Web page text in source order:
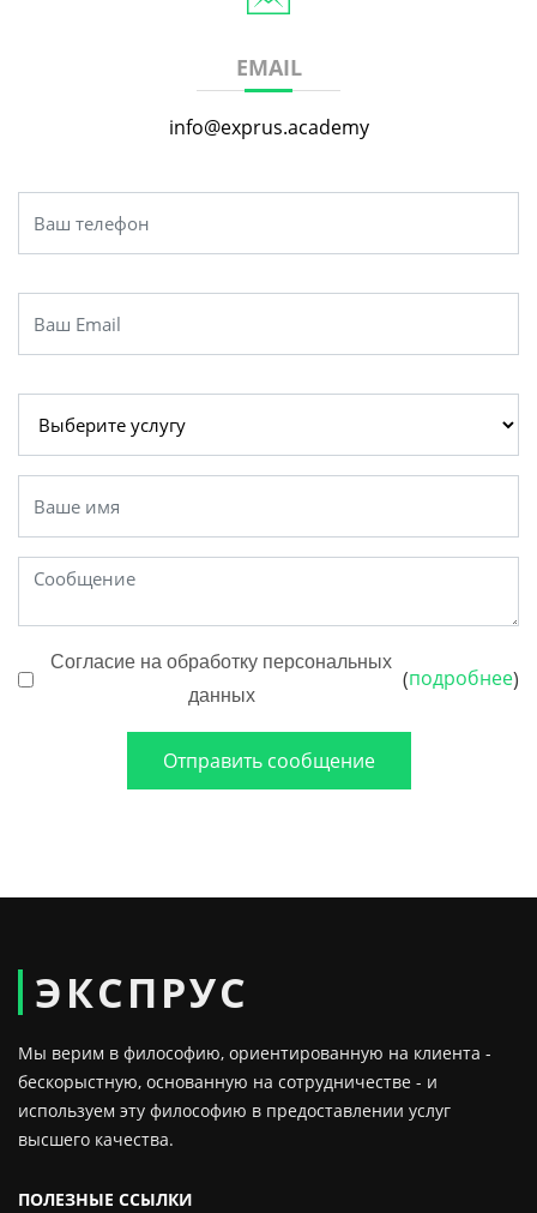
EMAIL
info@exprus.academy
Согласие на обработку персональных
данных
(подробнее)
Отправить сообщение
ЭКСПРУС
Мы верим в философию, ориентированную на клиента -
бескорыстную, основанную на сотрудничестве - и
используем эту философию в предоставлении услуг
высшего качества.
ПОЛЕЗНЫЕ ССЫЛКИ